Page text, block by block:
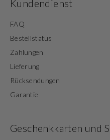
Kundendienst
FAQ
Bestellstatus
Zahlungen
Lieferung
Rücksendungen
Garantie
Geschenkkarten und